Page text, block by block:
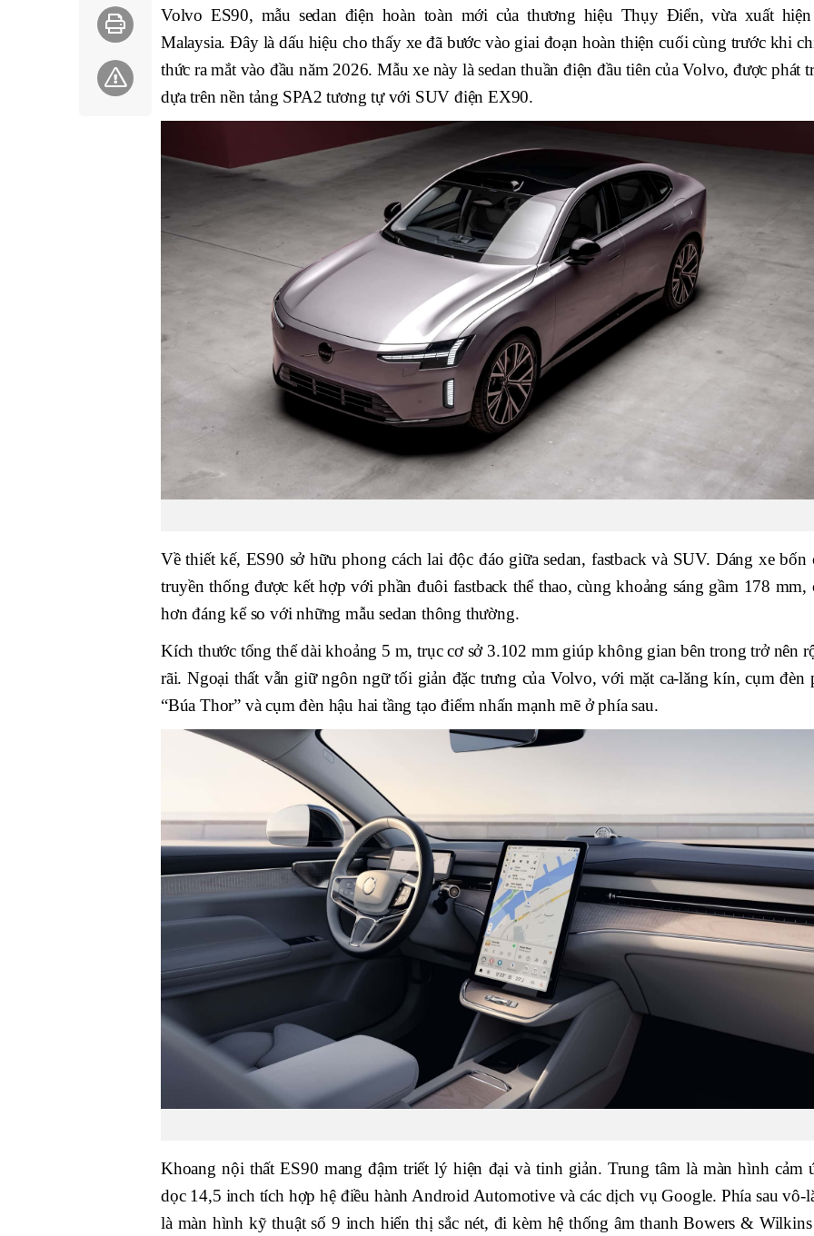
Volvo ES90, mẫu sedan điện hoàn toàn mới của thương hiệu Thụy Điển, vừa xuất
Malaysia. Đây là dấu hiệu cho thấy xe đã bước vào giai đoạn hoàn thiện cuối cùng trước khi
thức ra mắt vào đầu năm 2026. Mẫu xe này là sedan thuần điện đầu tiên của Volvo, được phát
dựa trên nền tảng SPA2 tương tự với SUV điện EX90.
Về thiết kế, ES90 sở hữu phong cách lai độc đáo giữa sedan, fastback và SUV. Dáng xe bốn
truyền thống được kết hợp với phần đuôi fastback thể thao, cùng khoảng sáng gầm 178 mm,
hơn đáng kể so với những mẫu sedan thông thường.
Kích thước tổng thể dài khoảng 5 m, trục cơ sở 3.102 mm giúp không gian bên trong trở nên
rãi. Ngoại thất vẫn giữ ngôn ngữ tối giản đặc trưng của Volvo, với mặt ca-lăng kín, cụm đèn
“Búa Thor” và cụm đèn hậu hai tầng tạo điểm nhấn mạnh mẽ ở phía sau.
Khoang nội thất ES90 mang đậm triết lý hiện đại và tinh giản. Trung tâm là màn hình cảm
dọc 14,5 inch tích hợp hệ điều hành Android Automotive và các dịch vụ Google. Phía sau vô-
là màn hình kỹ thuật số 9 inch hiển thị sắc nét, đi kèm hệ thống âm thanh Bowers &